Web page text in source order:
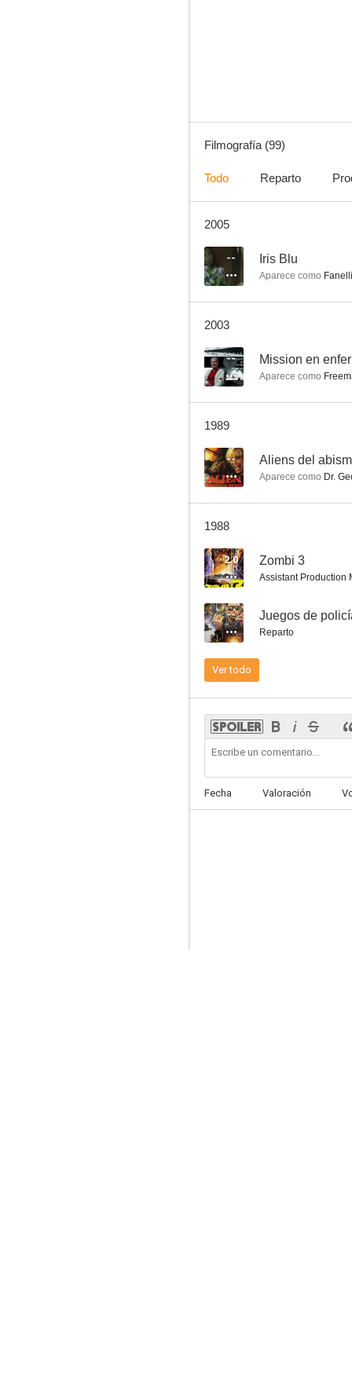
El sol bajo la tierra
4.0
2.0
Filmografía (99)
Todo Reparto
2005
-- Iris Blu
Aparece como
2003
-- Mission en enfer
Aparece como
1989
-- Aliens del
Aparece como Dr.
1988
2.0 Zombi 3
Assistant Production
-- Juegos de
Reparto
Ver todo
Fecha Valoración